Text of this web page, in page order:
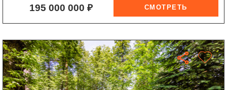
195 000 000 ₽